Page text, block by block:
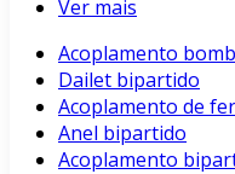
Ver mais
Acoplamento
Dailet bipartido
Acoplamento de
Anel bipartido
Acoplamento